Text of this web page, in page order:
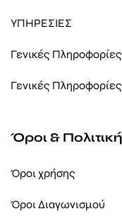
ΥΠΗΡΕΣΙΕΣ
Γενικές Πληροφορίες
Γενικές
Όροι & Πολιτική
Όροι χρήσης
Όροι Διαγωνισμού